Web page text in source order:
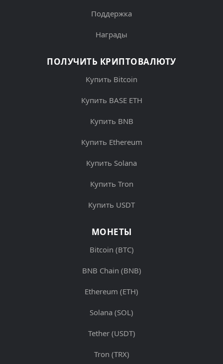
Поддержка
Награды
ПОЛУЧИТЬ КРИПТОВАЛЮТУ
Купить Bitcoin
Купить BASE ETH
Купить BNB
Купить Ethereum
Купить Solana
Купить Tron
Купить USDT
МОНЕТЫ
Bitcoin (BTC)
BNB Chain (BNB)
Ethereum (ETH)
Solana (SOL)
Tether (USDT)
Tron (TRX)